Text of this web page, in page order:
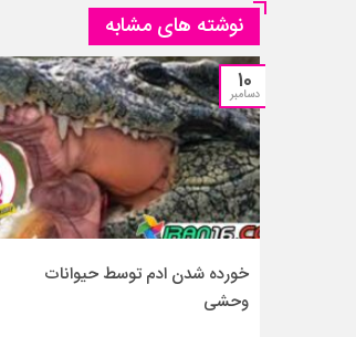
نوشته های مشابه
10
دسامبر
خورده شدن ادم توسط حیوانات
وحشی